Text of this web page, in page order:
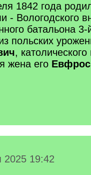
1842 года
- Вологодского
батальона
польских
,
жена его
2025 19:42